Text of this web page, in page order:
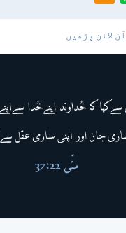
آن لائن پڑھیں